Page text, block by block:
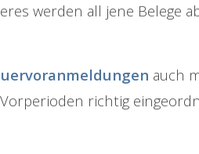
werden all jene Belege
auch
richtig